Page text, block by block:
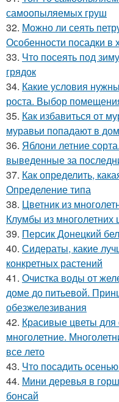
самоопыляемых груш
32. Можно ли сеять
Особенности посадки в
33. Что посеять под
грядок
34. Какие условия
роста. Выбор
35. Как избавиться от
муравьи попадают в дом
36. Яблони летние
выведенные за
37. Как определить,
Определение типа
38. Цветник из
Клумбы из
39. Персик Донецкий
40. Сидераты, какие
конкретных растений
41. Очистка воды от
доме до питьевой.
обезжелезивания
42. Красивые цветы для
многолетние.
все лето
43. Что посадить
44. Мини деревья в
бонсай